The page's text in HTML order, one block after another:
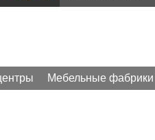
Мебельные фабрики